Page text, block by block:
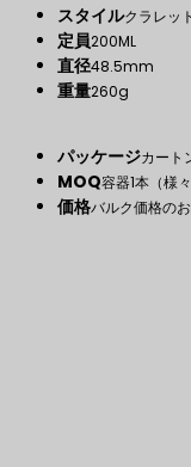
スタイルクラレッ
定員200ML
直径48.5mm
重量260g
パッケージカート
MOQ容器1本（様
価格バルク価格の